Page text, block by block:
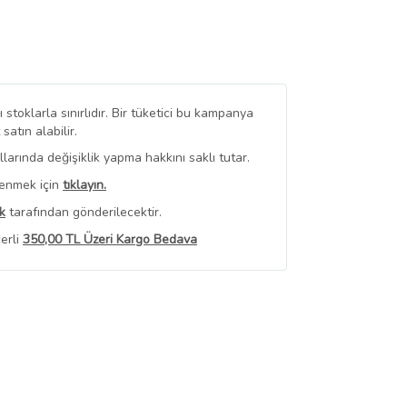
stoklarla sınırlıdır. Bir tüketici bu kampanya
alabilir.
değişiklik yapma hakkını saklı tutar.
için tıklayın.
tarafından gönderilecektir.
350,00 TL Üzeri Kargo Bedava